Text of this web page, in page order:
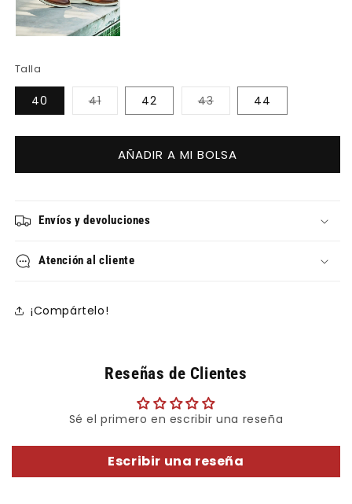
Talla
40 41Variante
agotada
no
42 43Variante
agotada
no
44
AÑADIR A MI BOLSA
Envíos y devoluciones
Atención al cliente
¡Compártelo!
Reseñas de Clientes
Sé el primero en escribir una reseña
Escribir una reseña